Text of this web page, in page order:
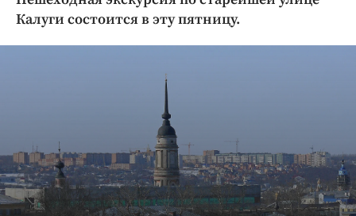
Криминал
Праздники
Происшествия
Спорт
Калуги состоится в эту пятницу.